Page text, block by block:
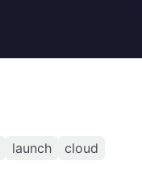
launch cloud